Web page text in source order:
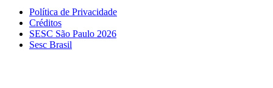
Política de Privacidade
Créditos
SESC São Paulo 2026
Sesc Brasil